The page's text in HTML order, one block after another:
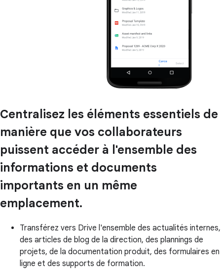
Centralisez les éléments essentiels de
manière que vos collaborateurs
puissent accéder à l'ensemble des
informations et documents
importants en un même
emplacement.
Transférez vers Drive l'ensemble des actualités internes,
des articles de blog de la direction, des plannings de
projets, de la documentation produit, des formulaires en
ligne et des supports de formation.